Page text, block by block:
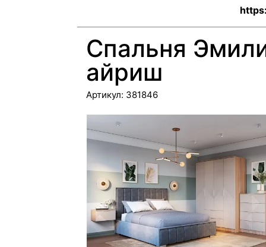
Спальня
айриш
Артикул: 381846